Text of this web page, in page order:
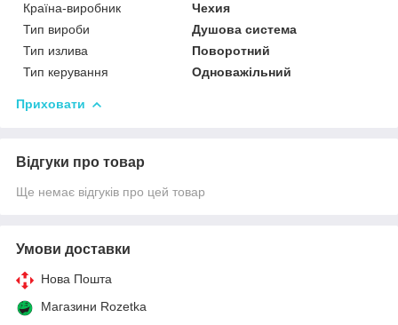
Країна-виробник
Чехия
Тип вироби
Душова система
Тип излива
Поворотний
Тип керування
Одноважільний
Приховати
Відгуки про товар
Ще немає відгуків про цей товар
Умови доставки
Нова Пошта
Магазини Rozetka